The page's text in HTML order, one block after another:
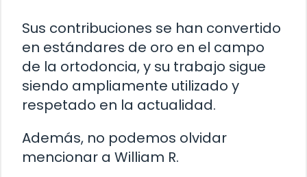
Sus contribuciones se han convertido
en estándares de oro en el campo
de la ortodoncia, y su trabajo sigue
siendo ampliamente utilizado y
respetado en la actualidad.
Además, no podemos olvidar
mencionar a William R.